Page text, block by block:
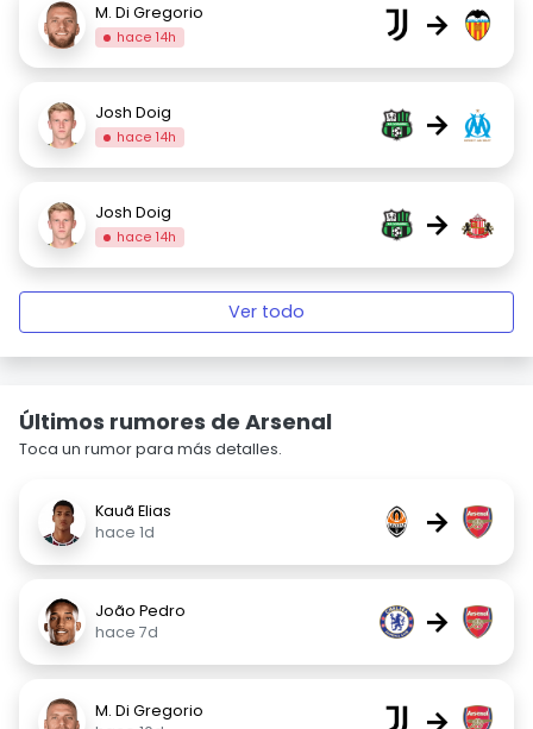
M. Di Gregorio
hace 14h →
Josh Doig
hace 14h →
Josh Doig
hace 14h →
Ver todo
Últimos rumores de Arsenal
Toca un rumor para más detalles.
Kauã Elias
hace 1d
→
João Pedro
hace 7d
→
M. Di Gregorio